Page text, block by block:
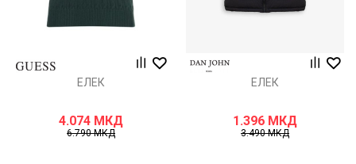
ЕЛЕК
4.074 МКД
6.790МКД
ЕЛЕК
1.396 МКД
3.490МКД